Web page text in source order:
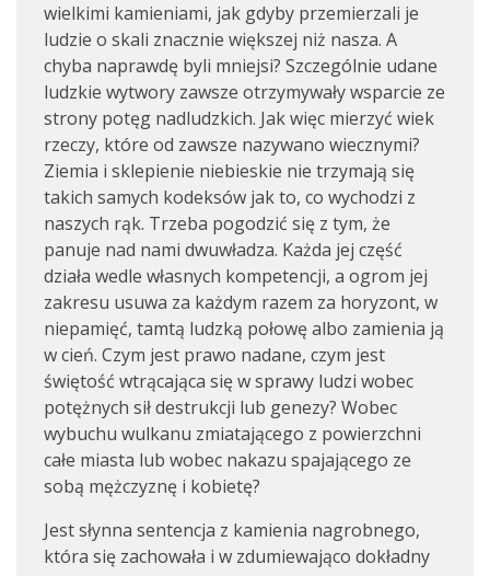
wielkimi kamieniami, jak gdyby przemierzali je
ludzie o skali znacznie większej niż nasza. A
chyba naprawdę byli mniejsi? Szczególnie udane
ludzkie wytwory zawsze otrzymywały wsparcie ze
strony potęg nadludzkich. Jak więc mierzyć wiek
rzeczy, które od zawsze nazywano wiecznymi?
Ziemia i sklepienie niebieskie nie trzymają się
takich samych kodeksów jak to, co wychodzi z
naszych rąk. Trzeba pogodzić się z tym, że
panuje nad nami dwuwładza. Każda jej część
działa wedle własnych kompetencji, a ogrom jej
zakresu usuwa za każdym razem za horyzont, w
niepamięć, tamtą ludzką połowę albo zamienia ją
w cień. Czym jest prawo nadane, czym jest
świętość wtrącająca się w sprawy ludzi wobec
potężnych sił destrukcji lub genezy? Wobec
wybuchu wulkanu zmiatającego z powierzchni
całe miasta lub wobec nakazu spajającego ze
sobą mężczyznę i kobietę?
Jest słynna sentencja z kamienia nagrobnego,
która się zachowała i w zdumiewająco dokładny